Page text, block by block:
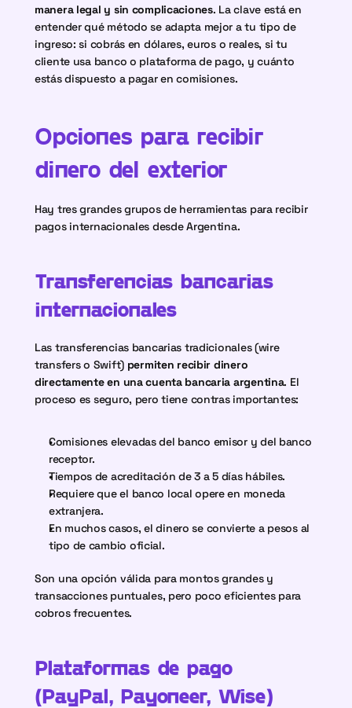
manera legal y sin complicaciones. La clave está en
entender qué método se adapta mejor a tu tipo de
ingreso: si cobrás en dólares, euros o reales, si tu
cliente usa banco o plataforma de pago, y cuánto
estás dispuesto a pagar en comisiones.
Opciones para recibir
dinero del exterior
Hay tres grandes grupos de herramientas para recibir
pagos internacionales desde Argentina.
Transferencias bancarias
internacionales
Las transferencias bancarias tradicionales (wire
transfers o Swift) permiten recibir dinero
directamente en una cuenta bancaria argentina. El
proceso es seguro, pero tiene contras importantes:
Comisiones elevadas del banco emisor y del banco
receptor.
Tiempos de acreditación de 3 a 5 días hábiles.
Requiere que el banco local opere en moneda
extranjera.
En muchos casos, el dinero se convierte a pesos al
tipo de cambio oficial.
Son una opción válida para montos grandes y
transacciones puntuales, pero poco eficientes para
cobros frecuentes.
Plataformas de pago
(PayPal, Payoneer, Wise)